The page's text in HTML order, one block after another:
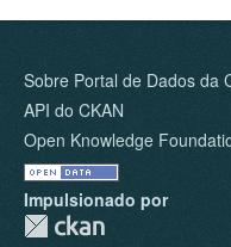
Sobre Portal de Dados da
API do CKAN
Open Knowledge
Impulsionado por